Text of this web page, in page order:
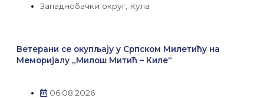
Западнобачки округ Кула
Ветерани се окупљају у Српском Милетићу на
Меморијалу „Милош Митић – Киле“
06.08.2026